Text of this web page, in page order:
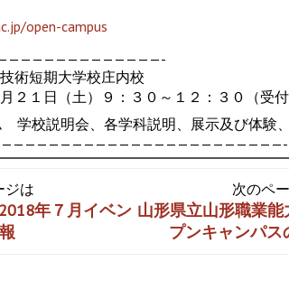
open-campus
短期大学校庄内校
１日（土）９：３０～１２：３０（受付
校説明会、各学科説明、展示及び体験
ジは
年７月イベン
次のペ
山形県立山形職業
プンキャンパス